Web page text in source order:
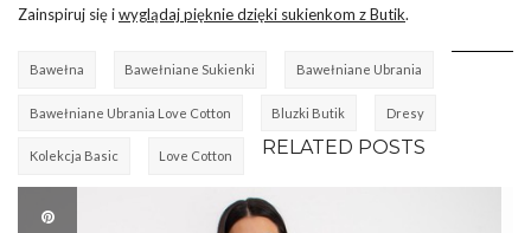
Zainspiruj się iwyglądaj pięknie dzięki sukienkom z Butik.
Bawełna Bawełniane Sukienki Bawełniane Ubrania
Bawełniane Ubrania Love Cotton Bluzki Butik Dresy
Kolekcja Basic Love Cotton RELATED POSTS